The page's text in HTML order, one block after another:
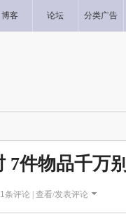
博客 论坛 分类广告
7件物品千万
1条评论 | 查看/发表评论